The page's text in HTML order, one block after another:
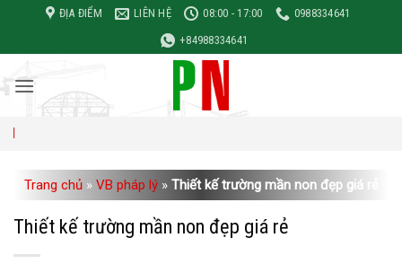
nội
dung
ĐỊA ĐIỂM LIÊN HỆ 08:00 - 17:00
0988334641
+84988334641
Trang chủ » VB pháp lý » Thiết kế trường mần non đẹp giá rẻ
Thiết kế trường mần non đẹp giá rẻ